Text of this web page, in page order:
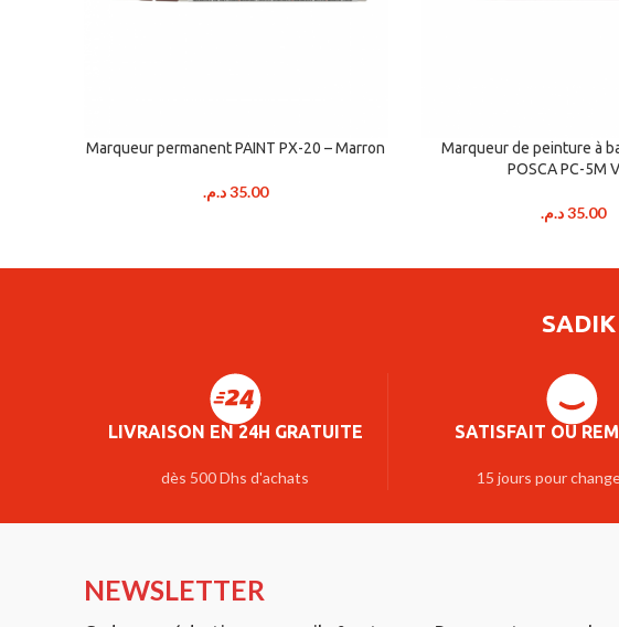
Marqueur permanent PAINT PX-20 – Marron
35.00د.م.
Marqueur de peinture à
POSCA PC-5M
35.00د.م.
LIVRAISON EN 24H GRATUITE
dès 500 Dhs d'achats
SATISFAIT OU
15 jours pour
NEWSLETTER